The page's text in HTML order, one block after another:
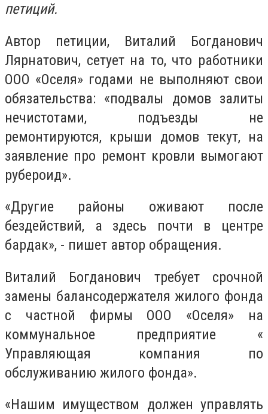
петиций.
Автор петиции, Виталий Богданович
Лярнатович, сетует на то, что работники
ООО «Оселя» годами не выполняют свои
обязательства: «подвалы домов залиты
нечистотами, подъезды не
ремонтируются, крыши домов текут, на
заявление про ремонт кровли вымогают
рубероид».
«Другие районы оживают после
бездействий, а здесь почти в центре
бардак», - пишет автор обращения.
Виталий Богданович требует срочной
замены балансодержателя жилого фонда
с частной фирмы ООО «Оселя» на
коммунальное предприятие «
Управляющая компания по
обслуживанию жилого фонда».
«Нашим имуществом должен управлять